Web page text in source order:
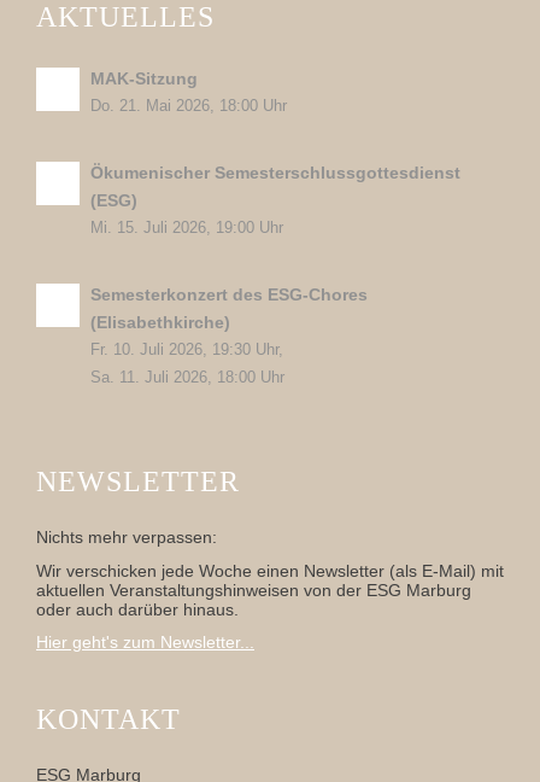
AKTUELLES
MAK-Sitzung
Do. 21. Mai 2026, 18:00 Uhr
Ökumenischer Semesterschlussgottesdienst
(ESG)
Mi. 15. Juli 2026, 19:00 Uhr
Semesterkonzert des ESG-Chores
(Elisabethkirche)
Fr. 10. Juli 2026, 19:30 Uhr,
Sa. 11. Juli 2026, 18:00 Uhr
NEWSLETTER
Nichts mehr verpassen:
Wir verschicken jede Woche einen Newsletter (als E-Mail) mit
aktuellen Veranstaltungshinweisen von der ESG Marburg
oder auch darüber hinaus.
Hier geht's zum Newsletter...
KONTAKT
ESG Marburg